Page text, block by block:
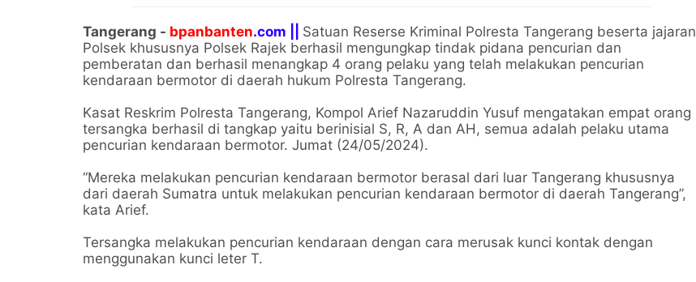
Tangerang - bpanbanten.com || Satuan Reserse Kriminal Polresta Tangerang beserta jajaran
Polsek khususnya Polsek Rajek berhasil mengungkap tindak pidana pencurian dan
pemberatan dan berhasil menangkap 4 orang pelaku yang telah melakukan pencurian
kendaraan bermotor di daerah hukum Polresta Tangerang.
Kasat Reskrim Polresta Tangerang, Kompol Arief Nazaruddin Yusuf mengatakan empat orang
tersangka berhasil di tangkap yaitu berinisial S, R, A dan AH, semua adalah pelaku utama
pencurian kendaraan bermotor. Jumat (24/05/2024).
“Mereka melakukan pencurian kendaraan bermotor berasal dari luar Tangerang khususnya
dari daerah Sumatra untuk melakukan pencurian kendaraan bermotor di daerah Tangerang”,
kata Arief.
Tersangka melakukan pencurian kendaraan dengan cara merusak kunci kontak dengan
menggunakan kunci leter T.